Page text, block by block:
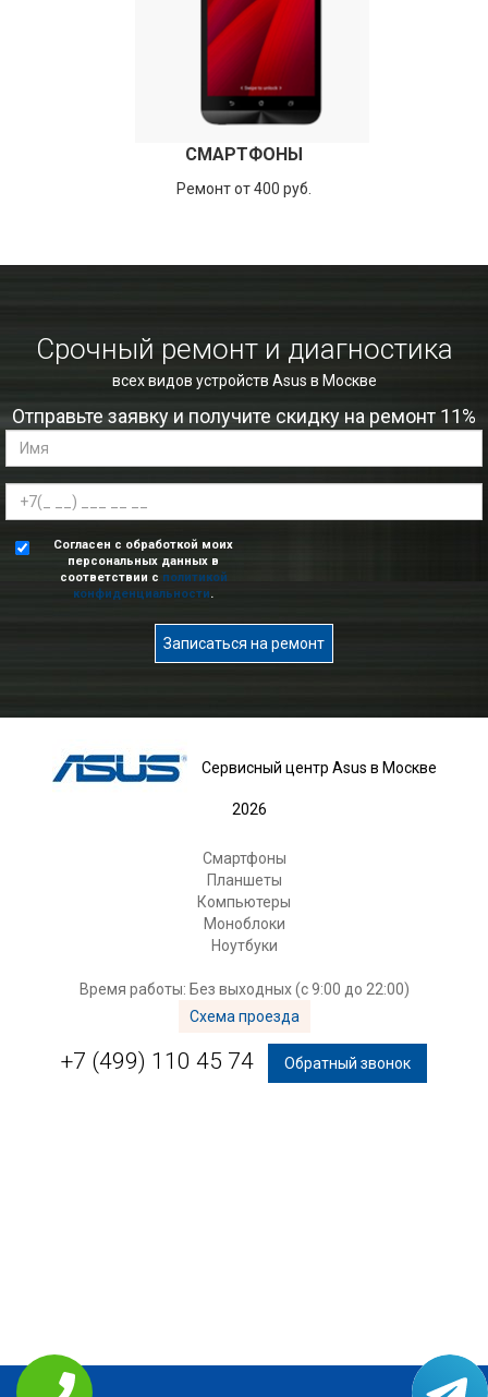
СМАРТФОНЫ
Ремонт от 400 руб.
Срочный ремонт и диагностика
всех видов устройств Asus в Москве
Отправьте заявку и получите скидку на ремонт 11%
Согласен с обработкой моих
персональных данных в
соответствии с политикой
конфиденциальности.
Записаться на ремонт
Сервисный центр Asus в Москве
2026
Смартфоны
Планшеты
Компьютеры
Моноблоки
Ноутбуки
Время работы: Без выходных (с 9:00 до 22:00)
Схема проезда
+7 (499) 110 45 74 Обратный звонок